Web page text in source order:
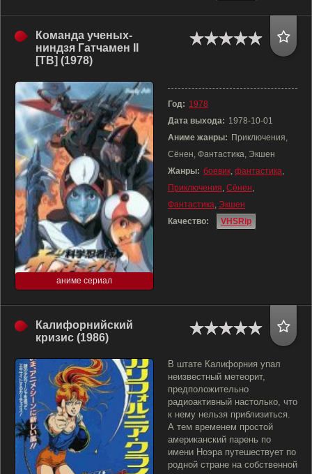
Команда ученых-
ниндзя Гатчамен II
[ТВ] (1978)
аниме сериал
Год: 1978
Дата выхода: 1978-10-01
Аниме жанры: Приключения,
Сёнен, Фантастика, Экшен
Жанры: боевик, фантастика,
Приключения, Сёнен,
Фантастика, Экшен
Качество:
VHSRip
Калифорнийский
кризис (1986)
В штате Калифорния упал
неизвестный метеорит,
предположительно
радиоактивный настолько, что
к нему нельзя приблизиться.
А тем временем простой
американский парень по
имени Ноэра путешествует по
родной стране на собственной